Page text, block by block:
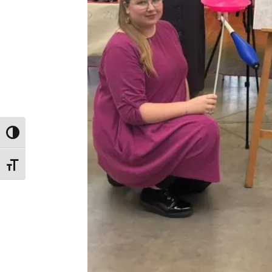
Toggle High Contrast
Toggle Font size